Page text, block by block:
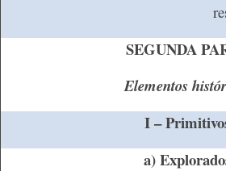
SEGUNDA
Elementos
I –
a)